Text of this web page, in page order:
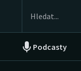
Podcasty
NEPŘEHLÉDNĚTE